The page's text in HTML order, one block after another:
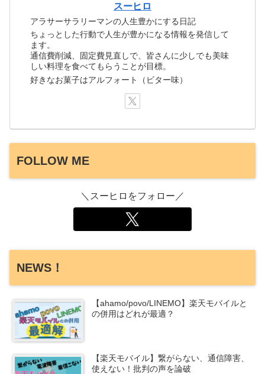
スーヒロ
アラサーサラリーマンの人生豊かにする日記
ちょっとした行動で人生が豊かになる情報を発信して
ます。
通信費削減、固定費見直しで、皆さんに少しでも美味
しい料理を食べてもらうことが目標。
好きなお菓子はアルフォート（ビター味）
FOLLOW ME
＼スーヒロをフォロー／
NEWS！
【ahamo/povo/LINEMO】楽天モバイルと
の併用はどれが最適？
【楽天モバイル】繋がらない、通信障害、
使えない！批判の声を論破